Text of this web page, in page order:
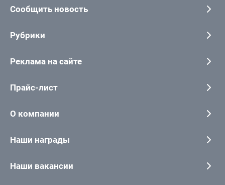
Сообщить новость
Рубрики
Реклама на сайте
Прайс-лист
О компании
Наши награды
Наши вакансии